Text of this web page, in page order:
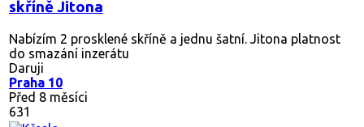
skříně Jitona
Nabízím 2 prosklené skříně a jednu šatní. Jitona platnost
do smazání inzerátu
Daruji
Praha 10
Před 8 měsíci
631